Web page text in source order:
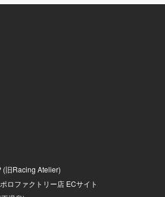
(旧Racing Atelier)
ロファクトリー店 ECサイト